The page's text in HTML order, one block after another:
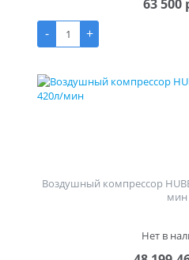
63 500
-
+
Воздушный компрессор
мин
Нет в